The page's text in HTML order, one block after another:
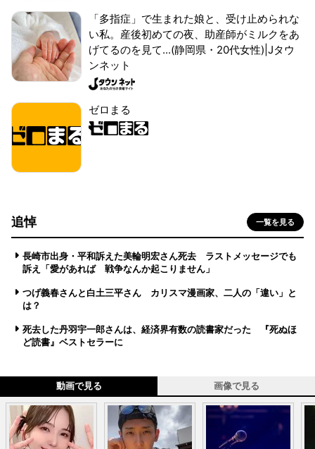
「多指症」で生まれた娘と、受け止められな
い私。産後初めての夜、助産師がミルクをあ
げてるのを見て...(静岡県・20代女性)|Jタウ
ンネット
ゼロまる
追悼 一覧を見る
長崎市出身・平和訴えた美輪明宏さん死去 ラストメッセージでも
訴え「愛があれば 戦争なんか起こりません」
つげ義春さんと白土三平さん カリスマ漫画家、二人の「違い」と
は？
死去した丹羽宇一郎さんは、経済界有数の読書家だった 『死ぬほ
ど読書』ベストセラーに
動画で見る 画像で見る